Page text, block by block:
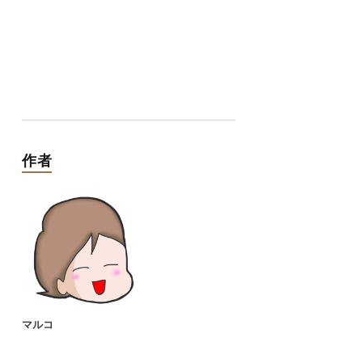
作者
マルコ